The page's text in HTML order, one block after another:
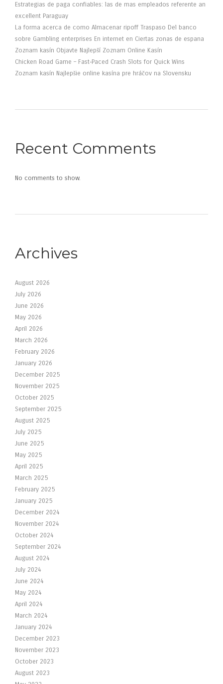
Estrategias de paga confiables: las de mas empleados referente an
excellent Paraguay
La forma acerca de como Almacenar ripoff Traspaso Del banco
sobre Gambling enterprises En internet en Ciertas zonas de espana
Zoznam kasín Objavte Najlepší Zoznam Online Kasín
Chicken Road Game – Fast‑Paced Crash Slots for Quick Wins
Zoznam kasín Najlepšie online kasína pre hráčov na Slovensku
Recent Comments
No comments to show.
Archives
August 2026
July 2026
June 2026
May 2026
April 2026
March 2026
February 2026
January 2026
December 2025
November 2025
October 2025
September 2025
August 2025
July 2025
June 2025
May 2025
April 2025
March 2025
February 2025
January 2025
December 2024
November 2024
October 2024
September 2024
August 2024
July 2024
June 2024
May 2024
April 2024
March 2024
January 2024
December 2023
November 2023
October 2023
August 2023